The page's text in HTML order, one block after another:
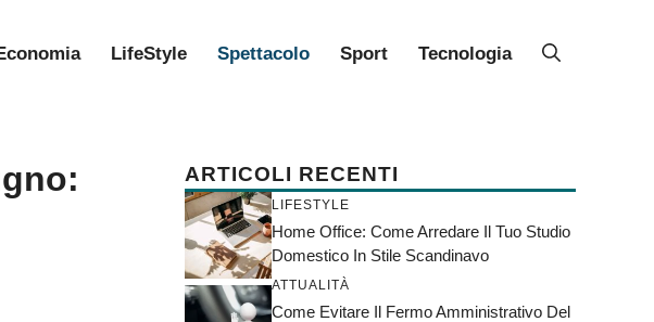
LifeStyle Spettacolo Sport Tecnologia
ARTICOLI RECENTI
LIFESTYLE
Home Office: Come Arredare Il Tuo Studio
Domestico In Stile Scandinavo
ATTUALITÀ
Come Evitare Il Fermo Amministrativo Del